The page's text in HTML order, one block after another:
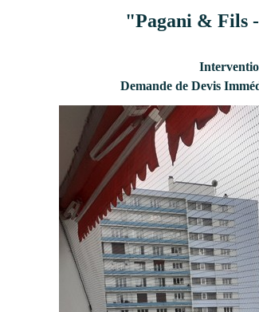
"Pagani & Fils
Demande de Devis